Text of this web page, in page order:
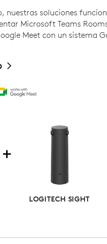
nuestras soluciones
Microsoft Teams
Meet con un sistema
LOGITECH SIGHT